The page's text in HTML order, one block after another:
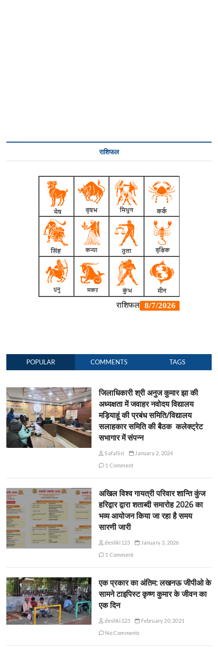
राशिफल
POPULAR COMMENTS TAGS
जिलाधिकारी श्री अनुज कुमार झा की
अध्यक्षता में जवाहर नवोदय विद्यालय
मड़ियाहूं की प्रबंध समिति/विद्यालय
सलाहकार समिति की बैठक कलेक्ट्रेट
सभागार में संपन्न
SafalSri
January 2, 2024
1 Comment
अखिल विश्व गायत्री परिवार शान्ति कुंज
हरिद्वार द्वारा शताब्दी समारोह 2026 का
भव्य आयोजन किया जा रहा है समय
सारणी जारी
deshki123
January 3, 2026
1 Comment
एक प्रकार का अंतिम: लखनऊ जीपीओ के
सामने टाइपिस्ट कृष्ण कुमार के जीवन का
एक दिन
deshki123
February 20, 2021
No Comments